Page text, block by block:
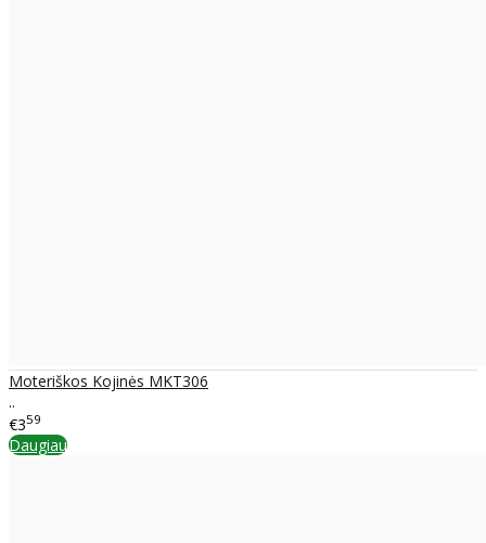
Moteriškos Kojinės MKT306
..
€359
Daugiau